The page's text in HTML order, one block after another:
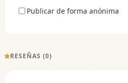
Publicar de forma anónima
RESEÑAS (0)